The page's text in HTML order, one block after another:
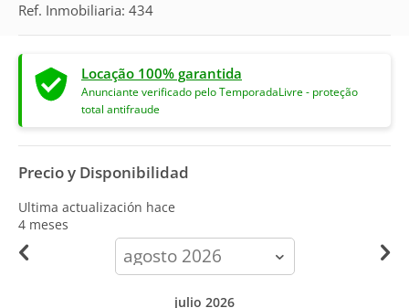
Ref. Inmobiliaria: 434
Locação 100% garantida
Anunciante verificado pelo TemporadaLivre - proteção
total antifraude
Precio y Disponibilidad
Ultima actualización hace
4 meses
calendar-
month
julio 2026